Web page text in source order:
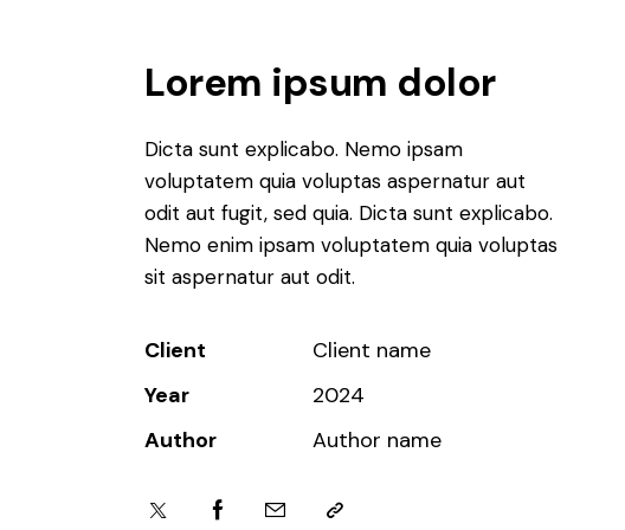
Lorem ipsum dolor
Dicta sunt explicabo. Nemo ipsam
voluptatem quia voluptas aspernatur aut
odit aut fugit, sed quia. Dicta sunt explicabo.
Nemo enim ipsam voluptatem quia voluptas
sit aspernatur aut odit.
Client
Client name
Year
2024
Author
Author name